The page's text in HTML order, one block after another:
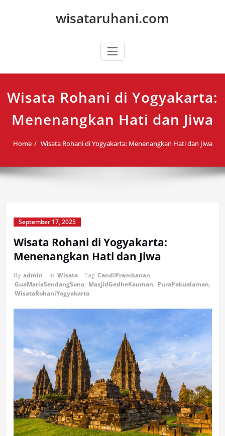
wisataruhani.com
Wisata Rohani di Yogyakarta:
Menenangkan Hati dan Jiwa
Home Wisata Rohani di Yogyakarta: Menenangkan Hati dan Jiwa
September 17, 2025
Wisata Rohani di Yogyakarta:
Menenangkan Hati dan Jiwa
By admin in Wisata Tag CandiPrambanan,
GuaMariaSendangSono, MasjidGedheKauman, PuraPakualaman,
WisataRohaniYogyakarta